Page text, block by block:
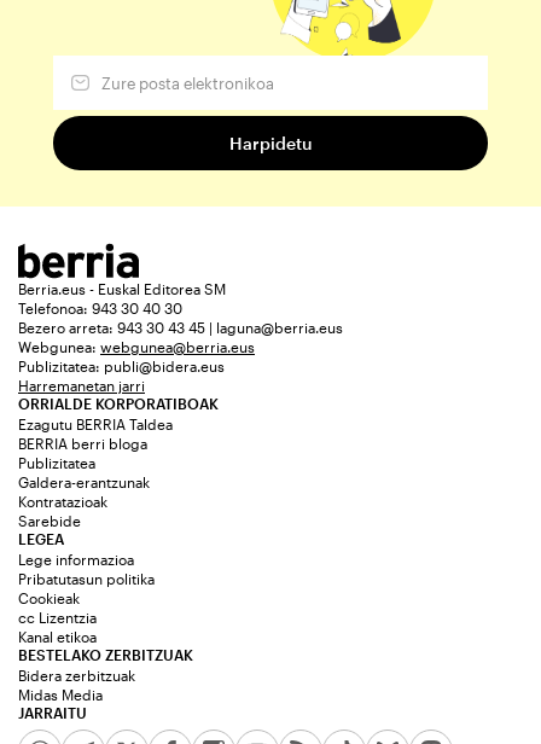
Berria.eus - Euskal Editorea SM
Telefonoa: 943 30 40 30
Bezero arreta: 943 30 43 45 | laguna@berria.eus
Webgunea: webgunea@berria.eus
Publizitatea: publi@bidera.eus
Harremanetan jarri
ORRIALDE KORPORATIBOAK
Ezagutu BERRIA Taldea
BERRIA berri bloga
Publizitatea
Galdera-erantzunak
Kontratazioak
Sarebide
JARRAITU
LEGEA
Lege informazioa
Pribatutasun politika
Cookieak
cc Lizentzia
Kanal etikoa
BESTELAKO ZERBITZUAK
Bidera zerbitzuak
Midas Media